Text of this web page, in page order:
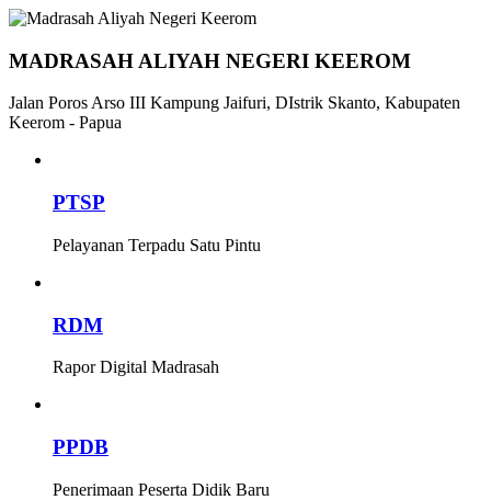
MADRASAH ALIYAH NEGERI KEEROM
Jalan Poros Arso III Kampung Jaifuri, DIstrik Skanto, Kabupaten
Keerom - Papua
PTSP
Pelayanan Terpadu Satu Pintu
RDM
Rapor Digital Madrasah
PPDB
Penerimaan Peserta Didik Baru